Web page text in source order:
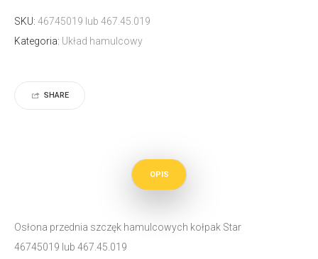
SKU: 46745019 lub 467.45.019
Kategoria: Układ hamulcowy
SHARE
OPIS
Osłona przednia szczęk hamulcowych kołpak Star
46745019 lub 467.45.019